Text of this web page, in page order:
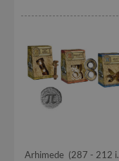
Arhimede (287 - 212